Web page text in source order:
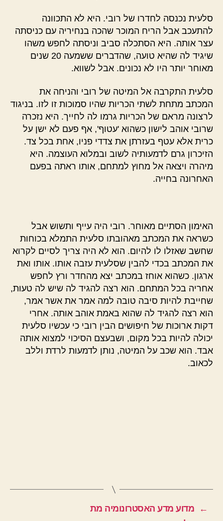
סלעית נכנסה לחדרו של רובי. היא לא התכוונה
להתעכב אבל הריח המוכר שהכה בנחיריה עם כניסתה
עצר אותה. היא הסתכלה סביב וניסתה לחפש משהו
שיגיד לה שהיא טועה, שהדברים ששמעה 20 שנים
מאוחר יותר היו לא נכונים. אבל לשווא.
סלעית התקרבה אל המיטה של רובי והניחה את
המכתב מתחת לשתי הכריות שהיו סמוכות זו לזו. בניגוד
לרצונה מראם של הכריות גרמו לה לחייך. היא נזכרה
שרובי אוהב לישון כשהוא 'עטוף', אף פעם לא ישן על
כרית אלא עטף בעזרתן את צדדי פניו, אחת בכל צד.
הזיכרון גרם לדמעותיה לשוב ובמלוא העוצמה. היא
מיהרה ויצאה אל מחוץ למתחם, אותו ראתה בפעם
האחרונה בחייה.
האימון הסתיים מאוחר. רובי היה עייף ותשוש אבל
כשראה את המכתב מאהובתו סלעית התמלא בכוחות
שחשב שאזלו לו להיום. הוא לא היה צריך לסיים לקרוא
את המכתב בכדי להבין שסלעית עזבה אותו. אותו ואת
ארגון. כשהוא אוחז במכתב יצא מהחדר ורץ לחפש
אחריה בכל המתחם. הוא רצה להגיד לה שיש לה טעות,
שחייבת להיות סיבה טובה למה אמר את אשר אמר,
הוא רצה להגיד לה שהוא באמת אוהב אותה. אחרי
דקות ארוכות של חיפושים הבין רובי כי עכשיו סלעית
יכולה להיות בכל מקום, ושבעצם הסיכוי למצוא אותה
אבד. הוא שכב על המיטה, נותן לדמעות לרדת וללב
לכאוב.
←
מדוע מדע האסטרונומיה מת